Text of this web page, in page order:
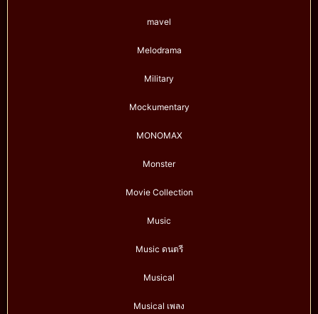
mavel
Melodrama
Military
Mockumentary
MONOMAX
Monster
Movie Collection
Music
Music ดนตรี
Musical
Musical เพลง